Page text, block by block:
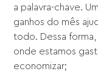
a palavra-chave.
ganhos do mês
todo. Dessa forma,
onde estamos
economizar;